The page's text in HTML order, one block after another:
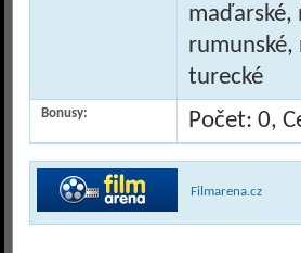
maďarské,
rumunské,
turecké
Bonusy: Počet: 0,
Filmarena.cz